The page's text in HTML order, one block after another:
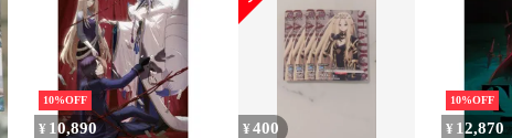
10%OFF
¥ 10,890 ¥400
10%OFF
¥ 12,870